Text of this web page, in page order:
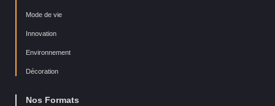
Mode de vie
Innovation
Environnement
Décoration
Nos Formats